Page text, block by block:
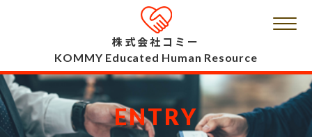
株式会社コミー
KOMMY Educated Human Resource
ENTRY